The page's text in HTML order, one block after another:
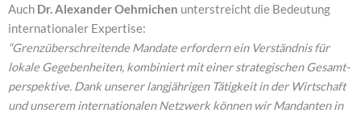
Auch Dr. Alex­an­der Oeh­mi­chen unter­streicht die Bedeu­tung
inter­na­tio­na­ler Exper­ti­se:
“Grenz­über­schrei­ten­de Man­da­te erfor­dern ein Ver­ständ­nis für
loka­le Gege­ben­hei­ten, kom­bi­niert mit einer stra­te­gi­schen Gesamt­
per­spek­ti­ve. Dank unse­rer lang­jäh­ri­gen Tätig­keit in der Wirt­schaft
und unse­rem inter­na­tio­na­len Netz­werk kön­nen wir Man­dan­ten in